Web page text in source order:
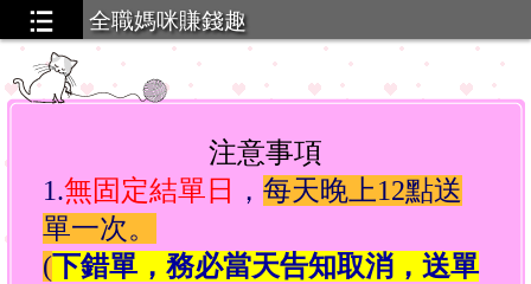
全職媽咪賺錢趣
注意事項
1.無固定結單日 ， 每天晚上12點送
單一次。
(下錯單，務必當天告知取消，送單